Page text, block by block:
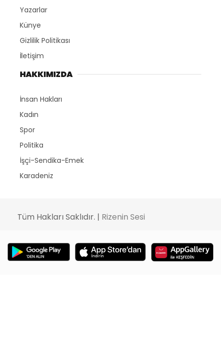
Yazarlar
Künye
Gizlilik Politikası
İletişim
HAKKIMIZDA
İnsan Hakları
Kadın
Spor
Politika
İşçi-Sendika-Emek
Karadeniz
Tüm Hakları Saklıdır. | Rizenin Sesi